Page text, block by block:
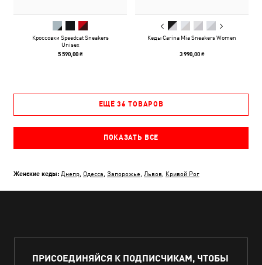
Кроссовки Speedcat Sneakers
Unisex
5 590,00 ₴
Кеды Carina Mia Sneakers Women
3 990,00 ₴
ЕЩЁ 36 ТОВАРОВ
ПОКАЗАТЬ ВСЕ
Женские кеды: Днепр Одесса Запорожье Львов Кривой Рог
ПРИСОЕДИНЯЙСЯ К ПОДПИСЧИКАМ, ЧТОБЫ